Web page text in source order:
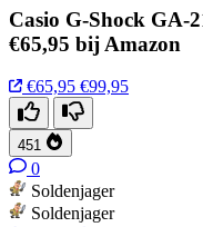
Casio G-Shock GA-
€65,95 bij Amazon
€65,95 €99,95
451
0
Soldenjager
Soldenjager